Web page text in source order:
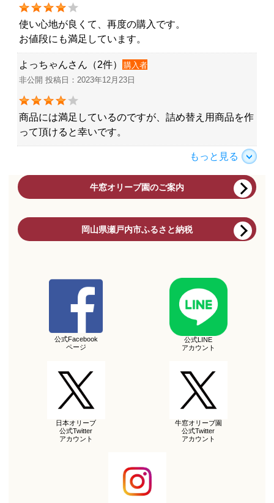
使い心地が良くて、再度の購入です。
お値段にも満足しています。
よっちゃんさん（2件）
購入者
非公開 投稿日：2023年12月23日
商品には満足しているのですが、詰め替え用商品を作
って頂けると幸いです。
もっと見る
牛窓オリーブ園のご案内
岡山県瀬戸内市ふるさと納税
公式Facebook
ページ
公式LINE
アカウント
日本オリーブ
公式Twitter
アカウント
牛窓オリーブ園
公式Twitter
アカウント